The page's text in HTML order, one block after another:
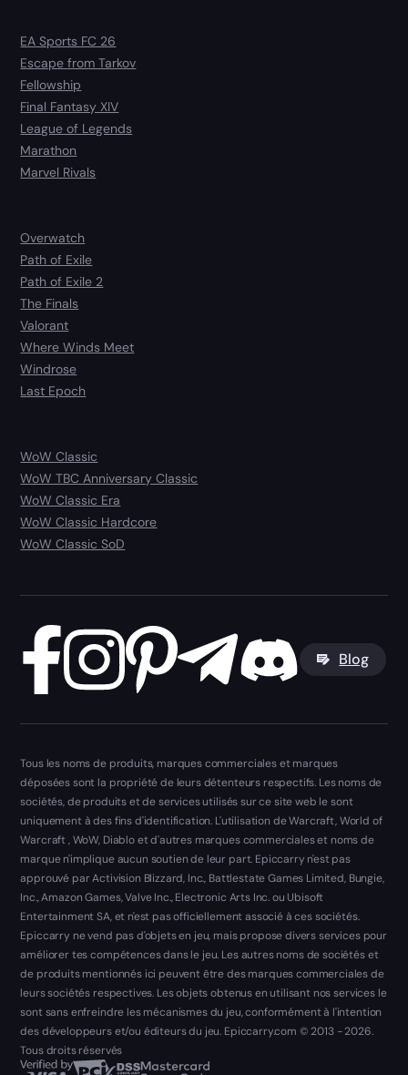
EA Sports FC 26
Escape from Tarkov
Fellowship
Final Fantasy XIV
League of Legends
Marathon
Marvel Rivals
Overwatch
Path of Exile
Path of Exile 2
The Finals
Valorant
Where Winds Meet
Windrose
Last Epoch
WoW Classic
WoW TBC Anniversary Classic
WoW Classic Era
WoW Classic Hardcore
WoW Classic SoD
Blog
Tous les noms de produits, marques commerciales et marques
déposées sont la propriété de leurs détenteurs respectifs. Les noms de
sociétés, de produits et de services utilisés sur ce site web le sont
uniquement à des fins d'identification. L'utilisation de Warcraft, World of
Warcraft , WoW, Diablo et d'autres marques commerciales et noms de
marque n'implique aucun soutien de leur part. Epiccarry n'est pas
approuvé par Activision Blizzard, Inc., Battlestate Games Limited, Bungie,
Inc., Amazon Games, Valve Inc., Electronic Arts Inc. ou Ubisoft
Entertainment SA, et n'est pas officiellement associé à ces sociétés.
Epiccarry ne vend pas d'objets en jeu, mais propose divers services pour
améliorer tes compétences dans le jeu. Les autres noms de sociétés et
de produits mentionnés ici peuvent être des marques commerciales de
leurs sociétés respectives. Les objets obtenus en utilisant nos services le
sont sans enfreindre les mécanismes du jeu, conformément à l'intention
des développeurs et/ou éditeurs du jeu. Epiccarry.com © 2013 - 2026.
Tous droits réservés